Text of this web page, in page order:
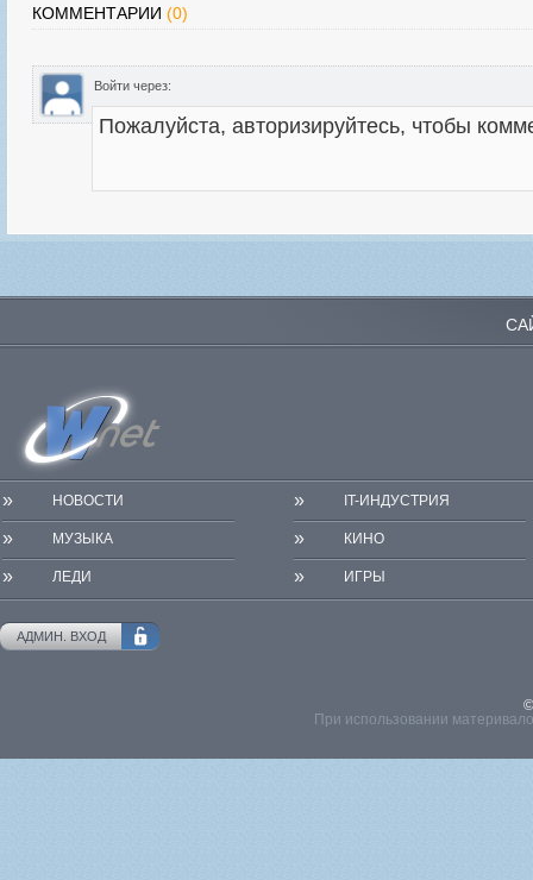
КОММЕНТАРИИ (0)
Войти через:
» НОВОСТИ » IT-ИНДУСТРИЯ
» МУЗЫКА » КИНО
» ЛЕДИ » ИГРЫ
АДМИН. ВХОД
При использовании